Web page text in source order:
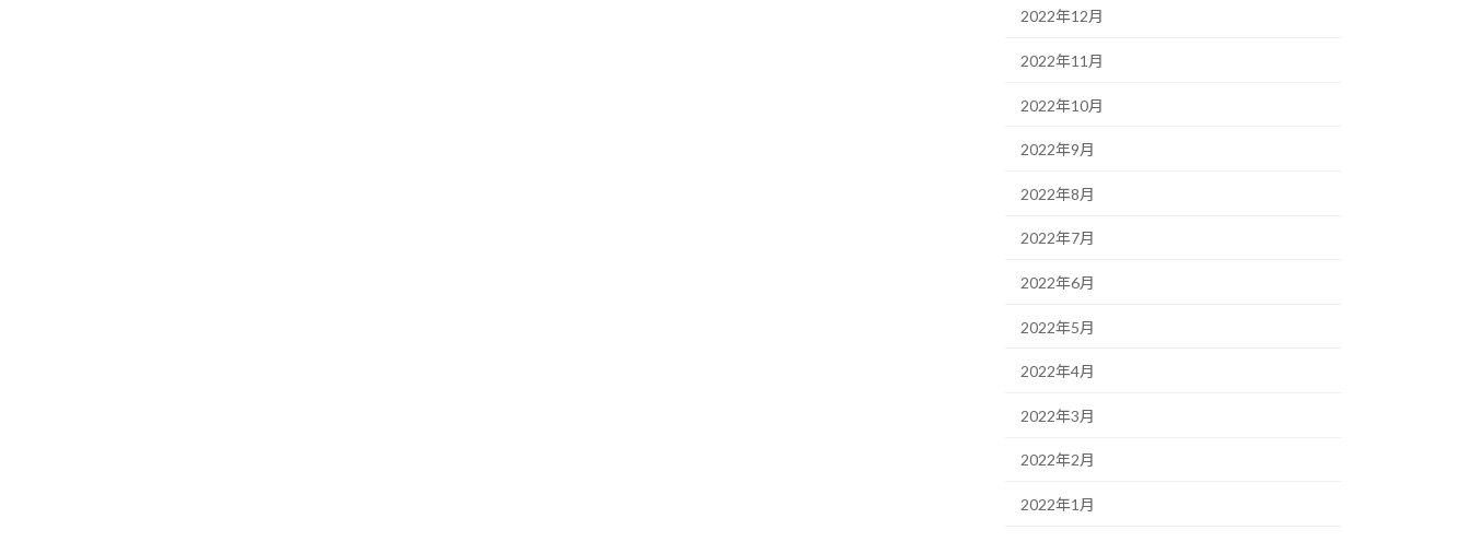
2022年12月
2022年11月
2022年10月
2022年9月
2022年8月
2022年7月
2022年6月
2022年5月
2022年4月
2022年3月
2022年2月
2022年1月